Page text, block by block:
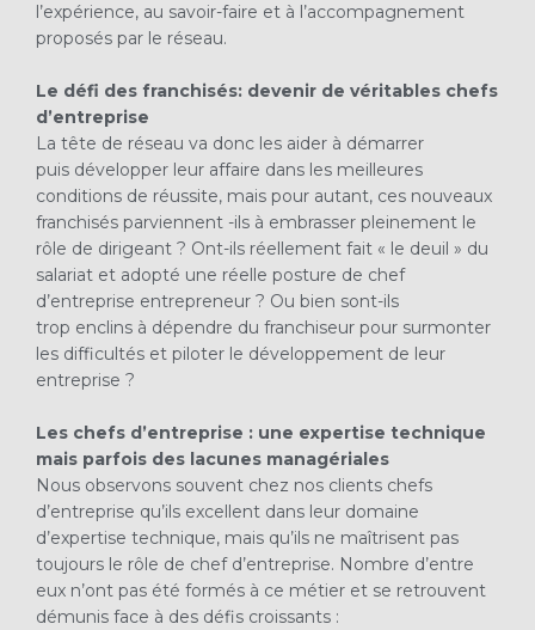
l’expérience, au savoir-faire et à l’accompagnement
proposés par le réseau.
Le défi des franchisés: devenir de véritables chefs
d ’entreprise
La tête de réseau va donc les aider à démarrer
puis développer leur affaire dans les meilleures
conditions de réussite, mais pour autant, ces nouveaux
franchisés parviennent -ils à embrasser pleinement le
rôle de dirigeant ? Ont-ils réellement fait « le deuil » du
salariat et adopté une réelle posture de chef
d’entreprise entrepreneur ? Ou bien sont-ils
trop enclins à dépendre du franchiseur pour surmonter
les difficultés et piloter le développement de leur
entreprise ?
Les chefs d’entreprise : une expertise technique
mais parfois des lacunes managériales
Nous observons souvent chez nos clients chefs
d’entreprise qu’ils excellent dans leur domaine
d’expertise technique, mais qu’ils ne maîtrisent pas
toujours le rôle de chef d’entreprise. Nombre d’entre
eux n’ont pas été formés à ce métier et se retrouvent
démunis face à des défis croissants :